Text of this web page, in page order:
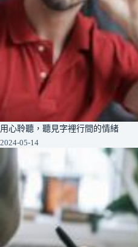
用心聆聽，聽見字裡行間的情緒
2024-05-14